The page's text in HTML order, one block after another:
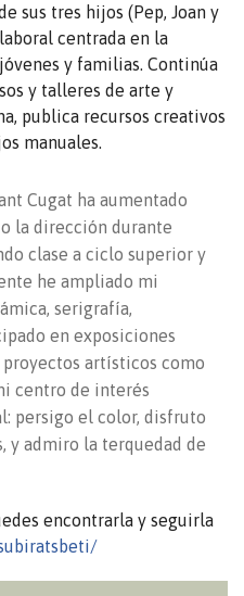
sus tres hijos (Pep, Joan y
centrada en la
y familias. Continúa
y talleres de arte y
publica recursos creativos
manuales.
Cugat ha aumentado
la dirección durante
clase a ciclo superior y
he ampliado mi
serigrafía,
en exposiciones
artísticos como
centro de interés
persigo el color, disfruto
y admiro la terquedad de
encontrarla y seguirla